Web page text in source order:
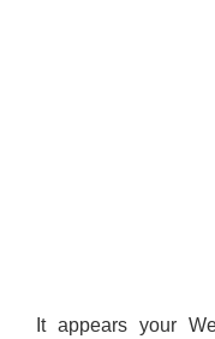
It appears your